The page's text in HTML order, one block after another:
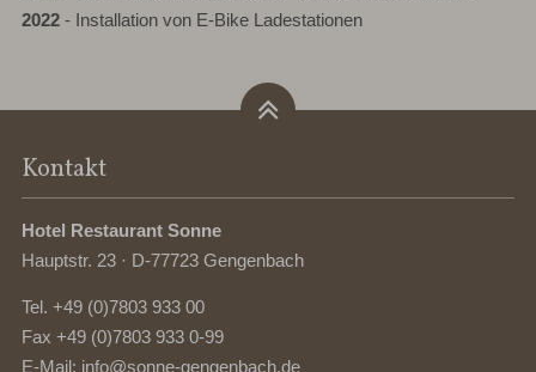
2022 - Installation von E-Bike Ladestationen
Kontakt
Hotel Restaurant Sonne
Hauptstr. 23 · D-77723 Gengenbach
Tel.+49 (0)7803 933 00
Fax +49 (0)7803 933 0-99
E-Mail: info@sonne-gengenbach.de